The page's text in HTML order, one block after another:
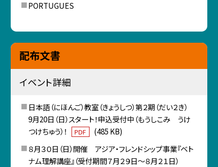
PORTUGUES
配布文書
イベント詳細
日本語（にほんご）教室（きょうしつ）第２期（だい２き）
9月20日（日）スタート！申込受付中（もうしこみ うけ
つけちゅう）！
PDF
(485 KB)
８月３０日（日）開催 アジア・フレンドシップ事業『ベト
ナム理解講座』（受付期間７月２９日～８月２１日）